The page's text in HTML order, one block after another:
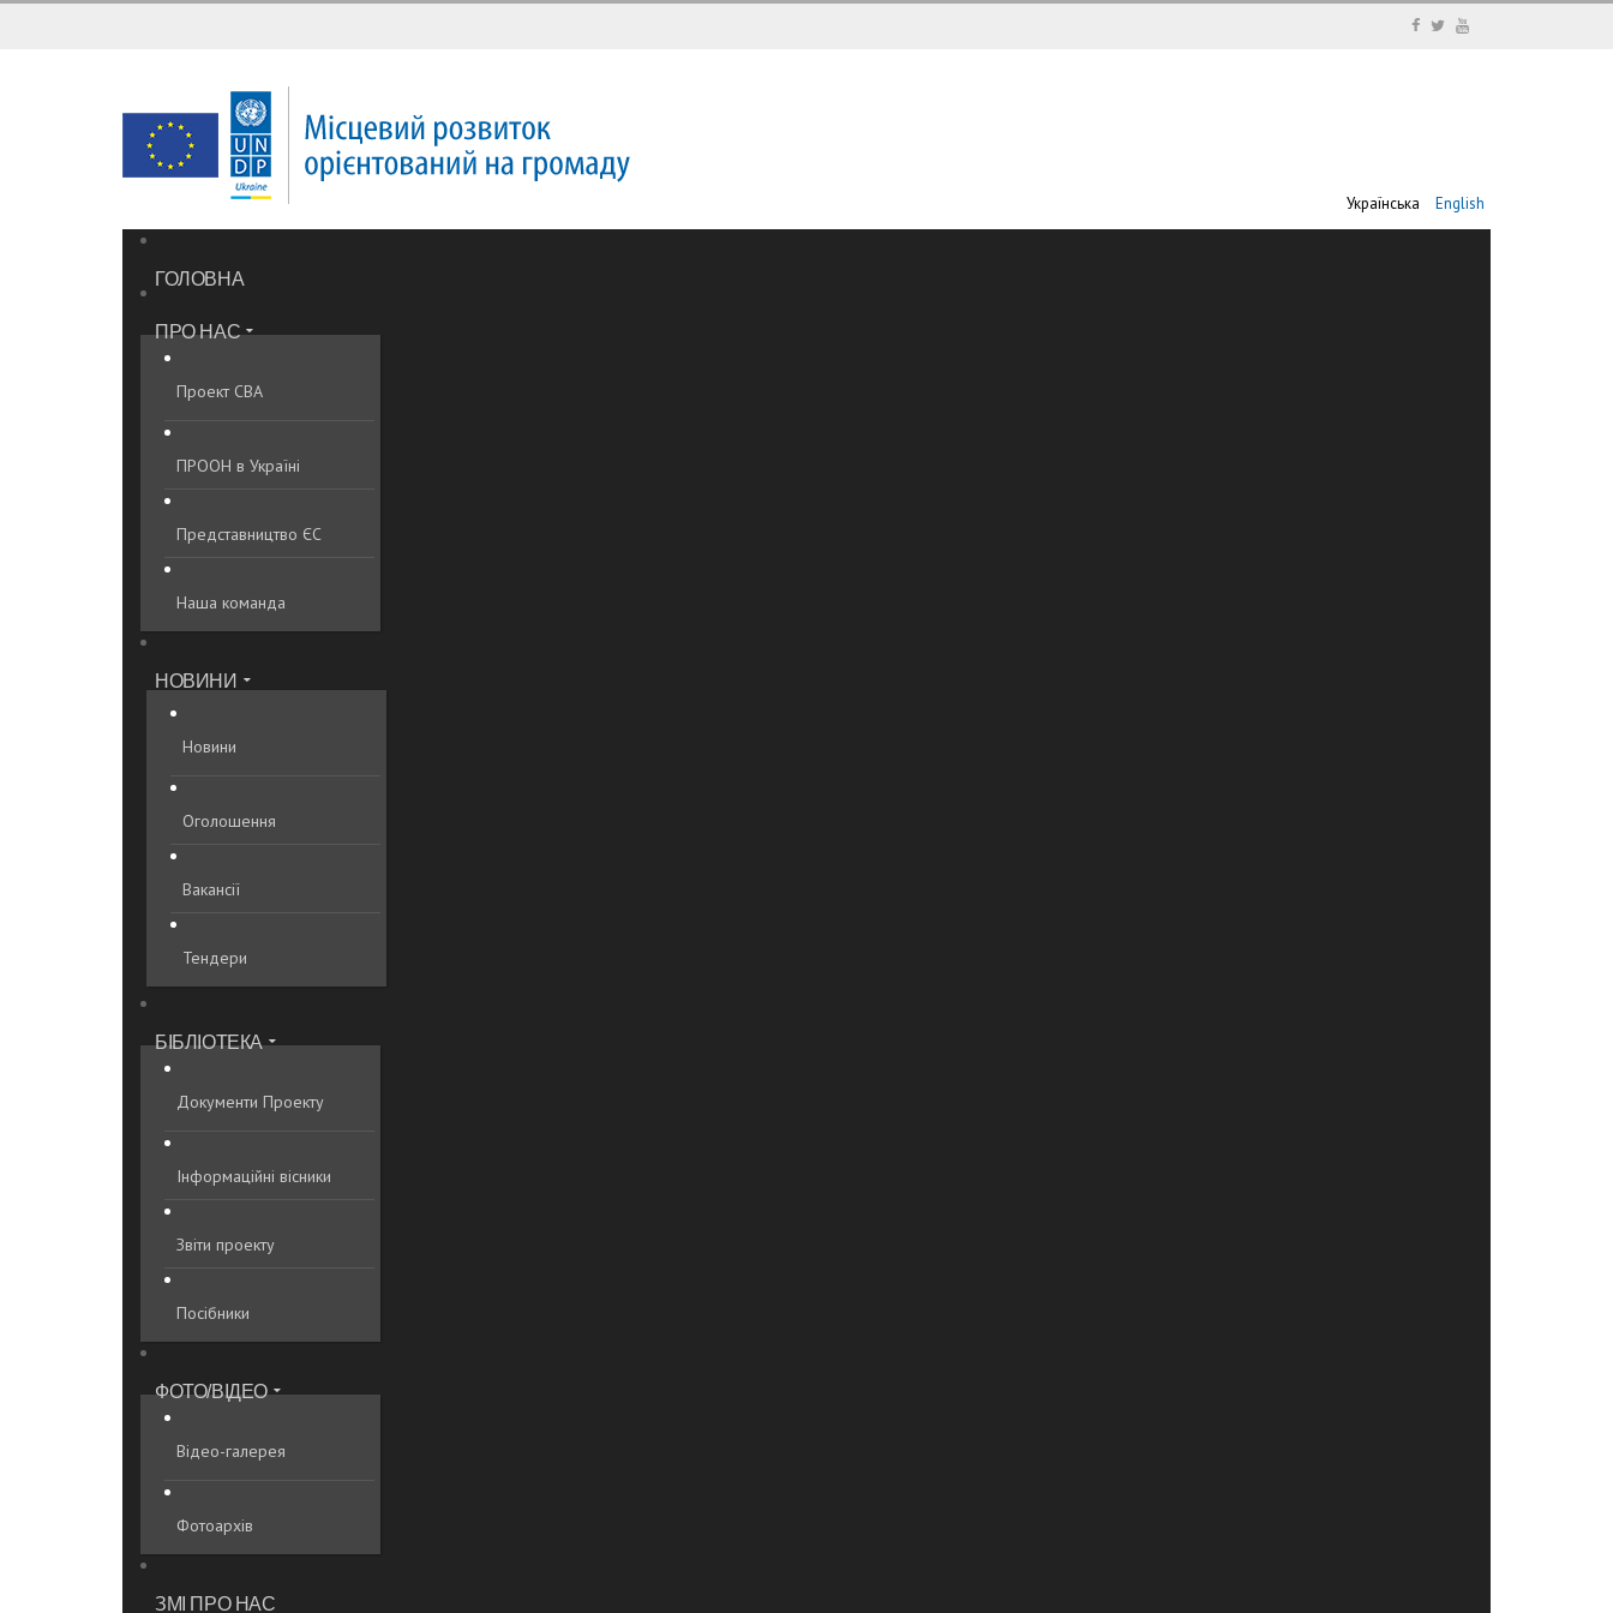
Українська English
ГОЛОВНА
ПРО НАС
Проект CBA
ПРООН в Україні
Представництво ЄС
Наша команда
НОВИНИ
Новини
Оголошення
Вакансії
Тендери
БІБЛІОТЕКА
Документи Проекту
Інформаційні вісники
Звіти проекту
Посібники
ФОТО/ВІДЕО
Відео-галерея
Фотоархів
ЗМІ ПРО НАС